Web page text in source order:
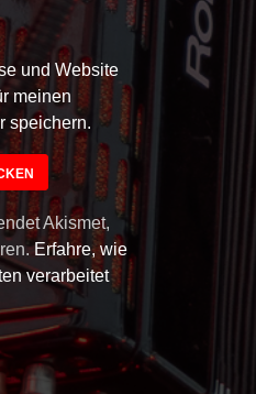
und Website
meinen
speichern.
Akismet,
Erfahre, wie
verarbeitet